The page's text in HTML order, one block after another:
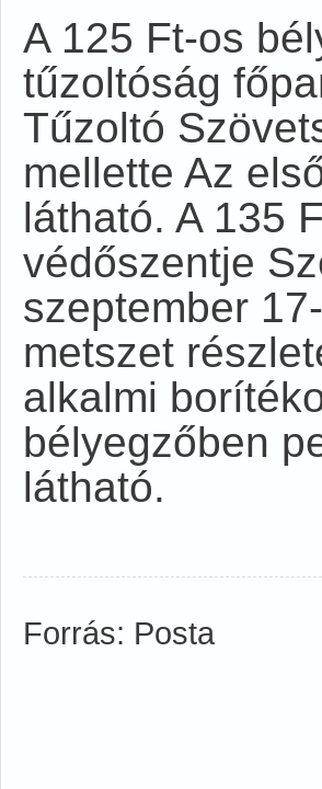
A 125 Ft-os
tűzoltóság
Tűzoltó
mellette Az
látható. A 135
védőszentje
szeptember
metszet
alkalmi
bélyegzőben
látható.
Forrás: Posta